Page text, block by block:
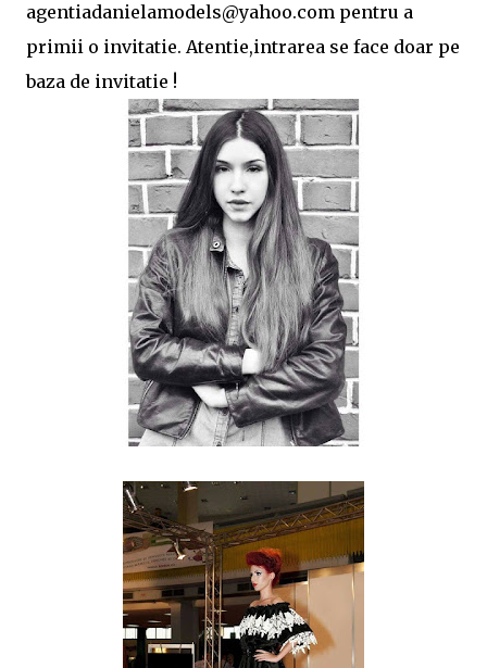
agentiadanielamodels@yahoo.com pentru a
primii o invitatie. Atentie,intrarea se face doar pe
baza de invitatie !